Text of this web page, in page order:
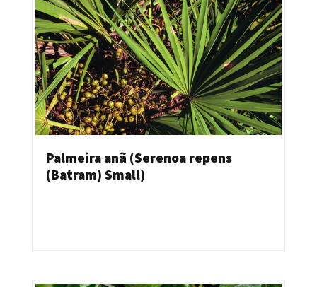
Palmeira anã (Serenoa repens
(Batram) Small)